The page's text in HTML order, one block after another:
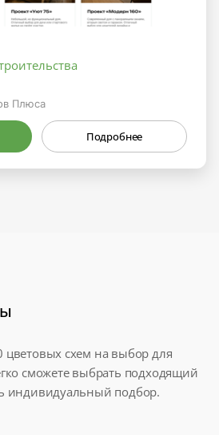
Плюса
Подробнее
цветовых схем на выбор для
сможете выбрать подходящий
индивидуальный подбор.